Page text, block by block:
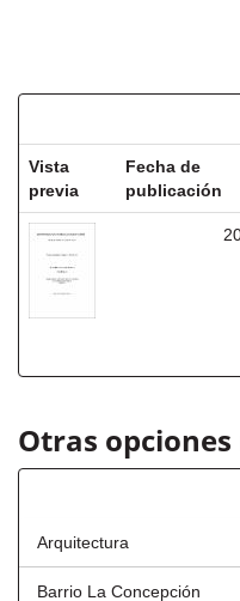
Vista
previa
Fecha de
publicación
Otras
Arquitectura
Barrio La Concepción